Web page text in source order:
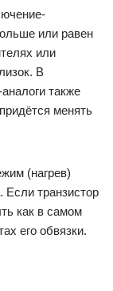
или равен
или
В
также
менять
(нагрев)
Если транзистор
как в самом
его обвязки.